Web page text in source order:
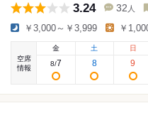
3.24 32 人
￥3,000～￥3,999 ￥
空席
情報
金
8/7
土
8
日
9